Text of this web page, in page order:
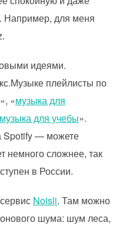
Например, для меня
идеями.
плейлисты по
», «музыка для
музыка для учебы».
Spotify — можете
немного сложнее, так
в России.
Noisli. Там можно
шума: шум леса,